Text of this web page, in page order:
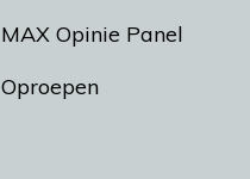
MAX Opinie Panel
Oproepen